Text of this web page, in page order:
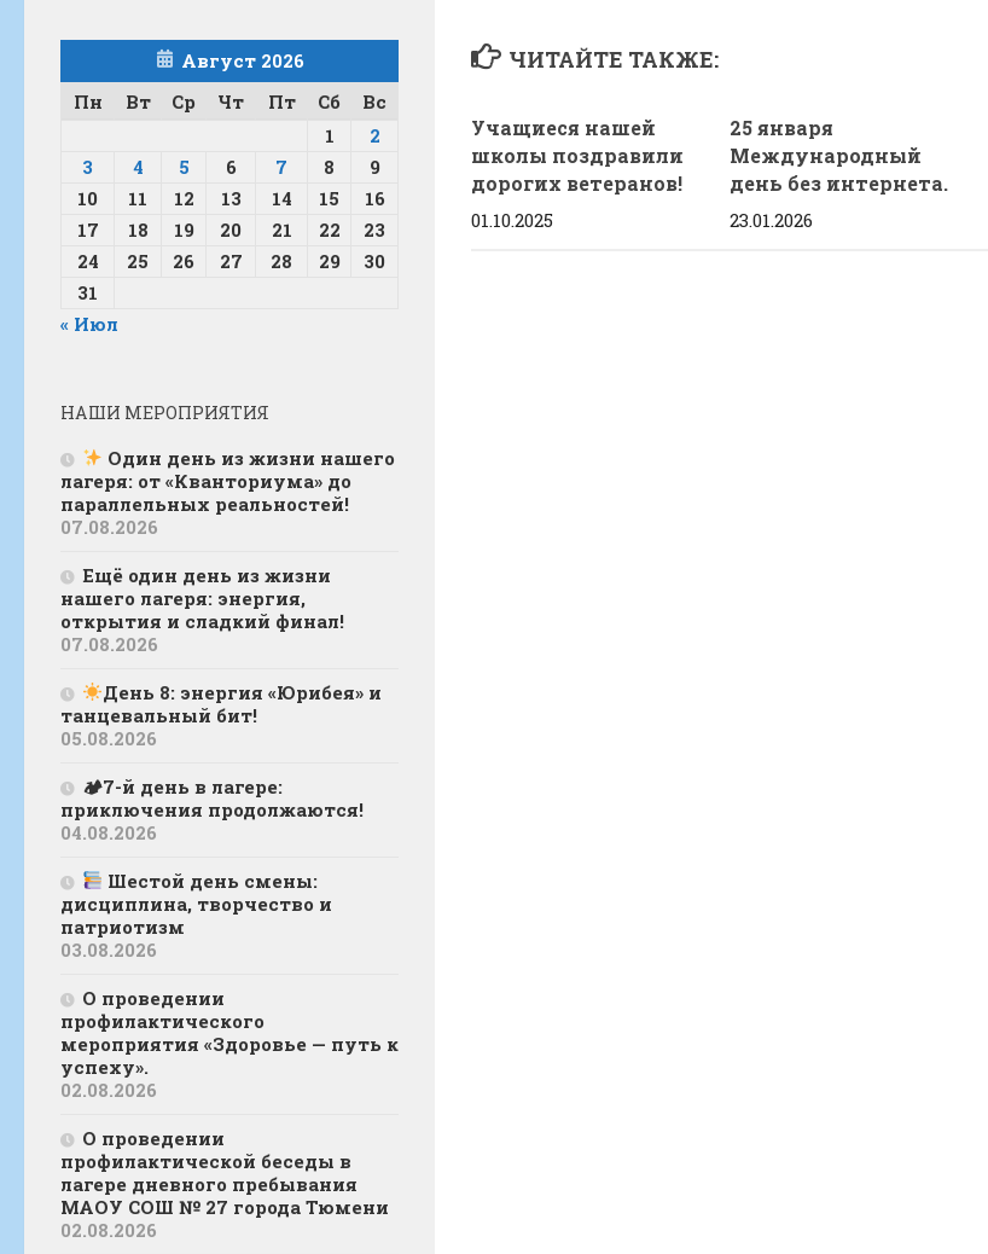
ЧИТАЙТЕ ТАКЖЕ:
Учащиеся нашей
школы поздравили
дорогих ветеранов!
01.10.2025
25 января
Международный
день без интернета.
23.01.2026
Август 2026
Пн
Вт Ср Чт Пт Сб
Вс
1
2
3
4 5 6 7 8
9
10
11 12 13 14 15
16
17
18 19 20 21 22
23
24
25 26 27 28 29
30
31
« Июл
НАШИ МЕРОПРИЯТИЯ
Один день из жизни нашего
лагеря: от «Кванториума» до
параллельных реальностей!
07.08.2026
Ещё один день из жизни
нашего лагеря: энергия,
открытия и сладкий финал!
07.08.2026
День 8: энергия «Юрибея» и
танцевальный бит!
05.08.2026
🏕7-й день в лагере:
приключения продолжаются!
04.08.2026
Шестой день смены:
дисциплина, творчество и
патриотизм
03.08.2026
О проведении
профилактического
мероприятия «Здоровье — путь к
успеху».
02.08.2026
О проведении
профилактической беседы в
лагере дневного пребывания
МАОУ СОШ № 27 города Тюмени
02.08.2026